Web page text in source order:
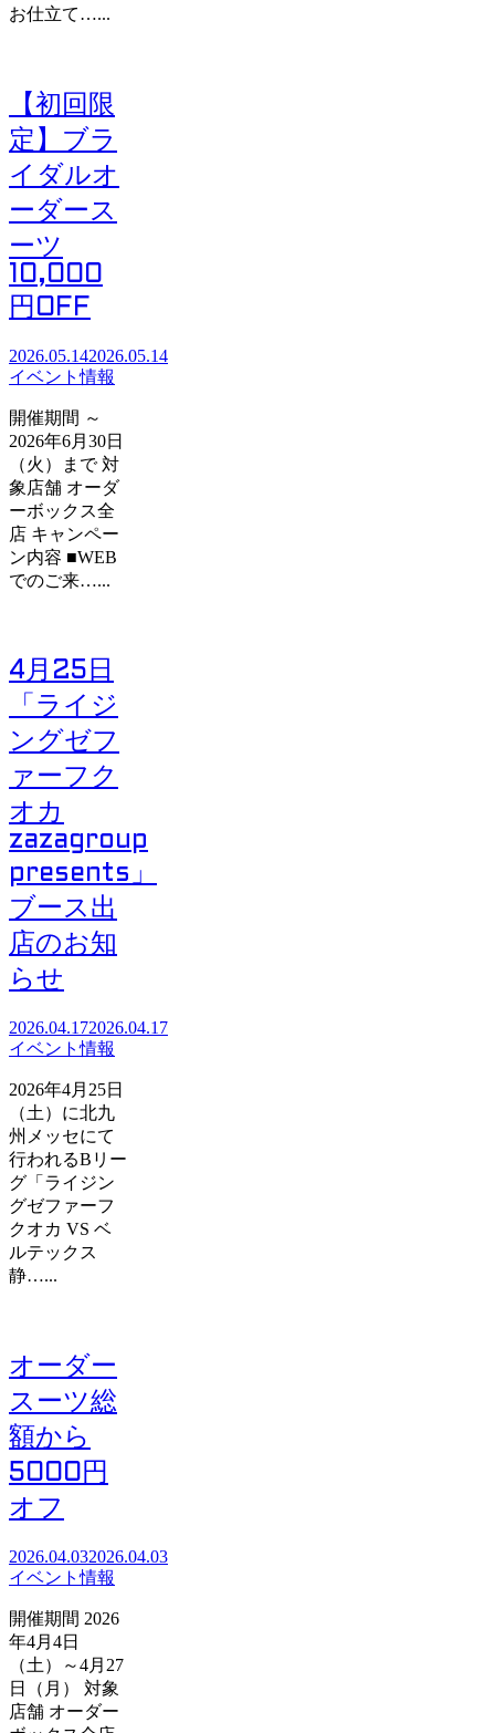
お仕立て…...
【初回限
定】ブラ
イダルオ
ーダース
ーツ
10,000
円OFF
2026.05.142026.05.14
イベント情報
開催期間 ～
2026年6月30日
（火）まで 対
象店舗 オーダ
ーボックス全
店 キャンペー
ン内容 ■WEB
でのご来…...
4月25日
「ライジ
ングゼフ
ァーフク
オカ
zazagroup
presents」
ブース出
店のお知
らせ
2026.04.172026.04.17
イベント情報
2026年4月25日
（土）に北九
州メッセにて
行われるBリー
グ「ライジン
グゼファーフ
クオカ VS ベ
ルテックス
静…...
オーダー
スーツ総
額から
5000円
オフ
2026.04.032026.04.03
イベント情報
開催期間 2026
年4月4日
（土）～4月27
日（月） 対象
店舗 オーダー